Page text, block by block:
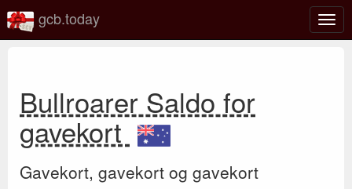
Slå
gcb.today
Bullroarer Saldo for
gavekort
Gavekort, gavekort og gavekort